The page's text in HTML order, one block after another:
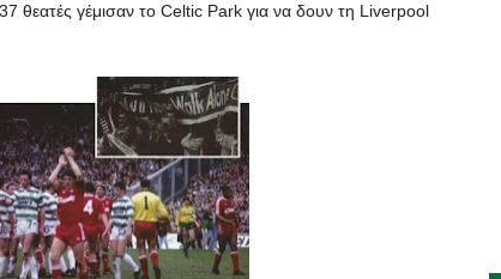
θεατές γέμισαν το Celtic Park για να δουν τη Liverpool